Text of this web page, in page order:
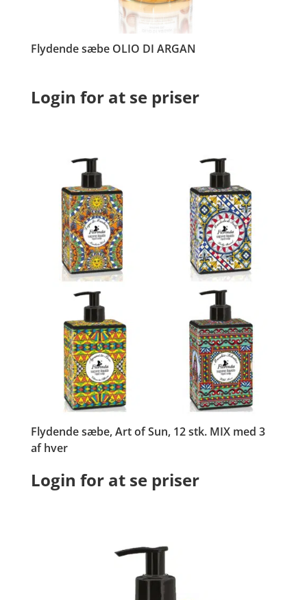
Flydende sæbe OLIO DI ARGAN
Login for at se priser
Flydende sæbe, Art of Sun, 12 stk. MIX med 3
af hver
Login for at se priser